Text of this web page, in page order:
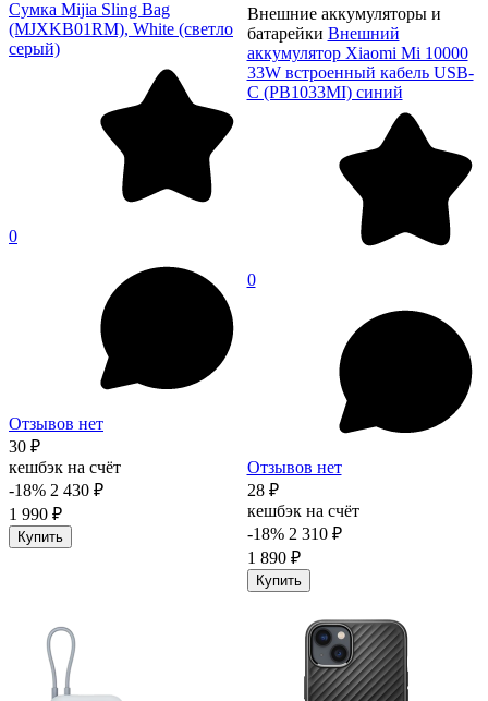
Сумка Mijia Sling Bag
(MJXKB01RM), White (светло
серый)
0
Отзывов нет
30 ₽
кешбэк на счёт
-18% 2 430 ₽
1 990 ₽
Купить
Внешние аккумуляторы и
батарейки Внешний
аккумулятор Xiaomi Mi 10000
33W встроенный кабель USB-
C (PB1033MI) синий
0
Отзывов нет
28 ₽
кешбэк на счёт
-18% 2 310 ₽
1 890 ₽
Купить